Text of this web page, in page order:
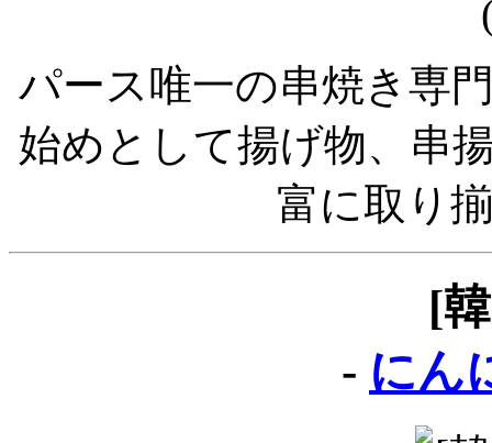
パース唯一の串焼き専
始めとして揚げ物、串
富に取り
[
- にん